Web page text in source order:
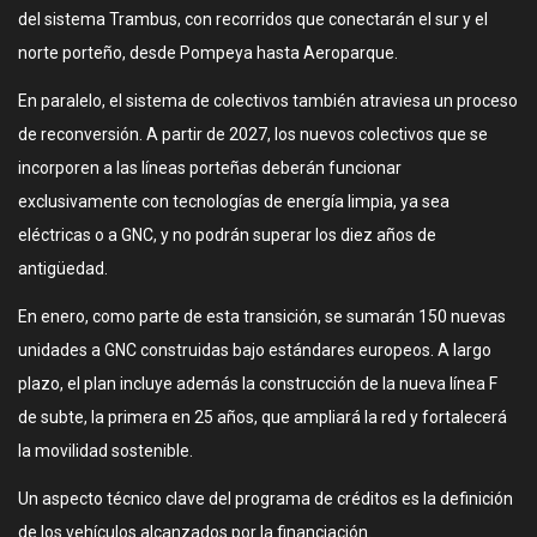
del sistema Trambus, con recorridos que conectarán el sur y el
norte porteño, desde Pompeya hasta Aeroparque.
En paralelo, el sistema de colectivos también atraviesa un proceso
de reconversión. A partir de 2027, los nuevos colectivos que se
incorporen a las líneas porteñas deberán funcionar
exclusivamente con tecnologías de energía limpia, ya sea
eléctricas o a GNC, y no podrán superar los diez años de
antigüedad.
En enero, como parte de esta transición, se sumarán 150 nuevas
unidades a GNC construidas bajo estándares europeos. A largo
plazo, el plan incluye además la construcción de la nueva línea F
de subte, la primera en 25 años, que ampliará la red y fortalecerá
la movilidad sostenible.
Un aspecto técnico clave del programa de créditos es la definición
de los vehículos alcanzados por la financiación.